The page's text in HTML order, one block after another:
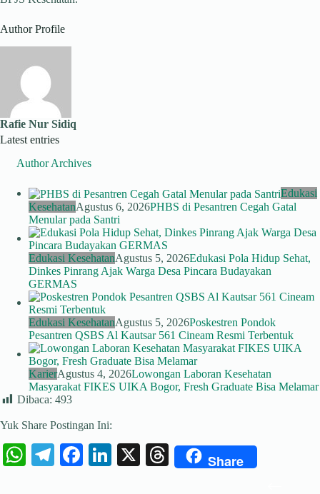
Author Profile
Rafie Nur Sidiq
Latest entries
Author Archives
Edukasi
KesehatanAgustus 6, 2026PHBS di Pesantren Cegah Gatal
Menular pada Santri
Edukasi KesehatanAgustus 5, 2026Edukasi Pola Hidup Sehat,
Dinkes Pinrang Ajak Warga Desa Pincara Budayakan
GERMAS
Edukasi KesehatanAgustus 5, 2026Poskestren Pondok
Pesantren QSBS Al Kautsar 561 Cineam Resmi Terbentuk
KarierAgustus 4, 2026Lowongan Laboran Kesehatan
Masyarakat FIKES UIKA Bogor, Fresh Graduate Bisa Melamar
Dibaca: 493
Yuk Share Postingan Ini:
W
Te
Fa
Li
X
T
Share